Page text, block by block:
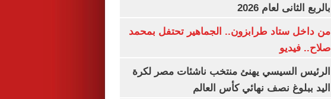
بالربع الثانى لعام 2026
من داخل ستاد طرابزون.. الجماهير تحتفل بمحمد
صلاح.. فيديو
الرئيس السيسي يهنئ منتخب ناشئات مصر لكرة
اليد ببلوغ نصف نهائي كأس العالم